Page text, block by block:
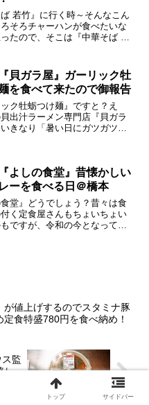
ば 若竹』に行く時～そんなこん
そろチャーハンが食べたいな
たので、そこは『中華そば 若
するけれども、かなりの不定
んで、最近...
貝ガラ屋』ガーリック牡
を食べて来たので御報告
ック牡蛎つけ麺』ですと？え
出汁ラーメン専門店『貝ガラ
きなり「暑い日にガツガツ食
われ、まずは”昼...
よしの食堂』昔懐かしい
ーを食べる日＠橋本
食堂』どうでしょう？昔々は食
く定食屋さんもちょいちょい
ですが、令和の今となっては
が値上げするのでスタミナ豚
定食特盛780円を食べ納め！
ス監
レ
トップ サイドバー